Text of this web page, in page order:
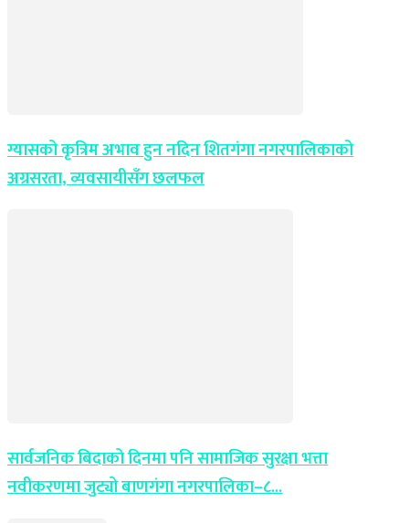
ग्यासको कृत्रिम अभाव हुन नदिन शितगंगा नगरपालिकाको
अग्रसरता, व्यवसायीसँग छलफल
सार्वजनिक बिदाको दिनमा पनि सामाजिक सुरक्षा भत्ता
नवीकरणमा जुट्यो बाणगंगा नगरपालिका–८...